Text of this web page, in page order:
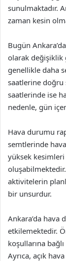
sunulmaktadır.
zaman kesin
Bugün
olarak değişiklik
genellikle daha
saatlerine doğru
saatlerinde ise
nedenle, gün
Hava durumu
semtlerinde
yüksek kesimleri
aktivitelerin
bir unsurdur.
Ankara’da hava
etkilemektedir.
koşullarına
Ayrıca, açık